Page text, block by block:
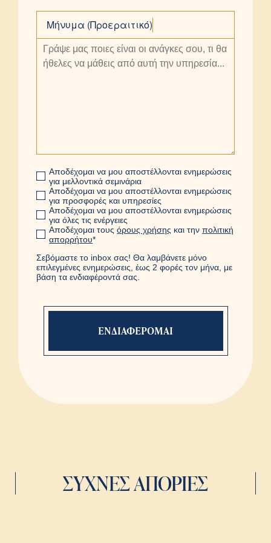
Μήνυμα (Προεραιτικό)
Αποδέχομαι να μου αποστέλλονται ενημερώσεις
για μελλοντικά σεμινάρια
Αποδέχομαι να μου αποστέλλονται ενημερώσεις
για προσφορές και υπηρεσίες
Αποδέχομαι να μου αποστέλλονται ενημερώσεις
για όλες τις ενέργειες
Αποδέχομαι τους όρους χρήσης και την πολιτική
απορρήτου*
Σεβόμαστε το inbox σας! Θα λαμβάνετε μόνο
επιλεγμένες ενημερώσεις, έως 2 φορές τον μήνα, με
βάση τα ενδιαφέροντά σας.
επιτυχία
ΣΥΧΝΕΣ ΑΠΟΡΙΕΣ